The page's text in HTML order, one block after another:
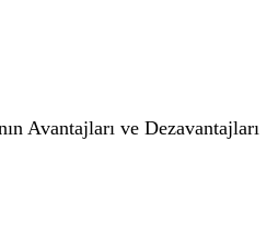
Avantajları ve Dezavantajları